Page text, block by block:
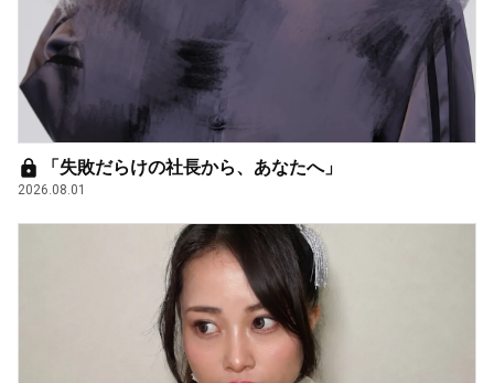
「失敗だらけの社長から、あなたへ」
2026.08.01